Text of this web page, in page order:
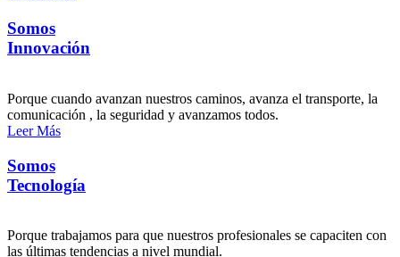
Somos
Innovación
Porque cuando avanzan nuestros caminos, avanza el transporte, la
comunicación , la seguridad y avanzamos todos.
Leer Más
Somos
Tecnología
Porque trabajamos para que nuestros profesionales se capaciten con
las últimas tendencias a nivel mundial.